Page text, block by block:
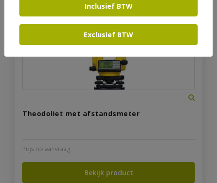
Theodoliet met afstandsmeter
Prijs op aanvraag
Bekijk product
Inclusief BTW
Exclusief BTW